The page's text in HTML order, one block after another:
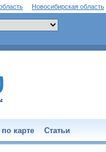
Новосибирская область
карте Статьи